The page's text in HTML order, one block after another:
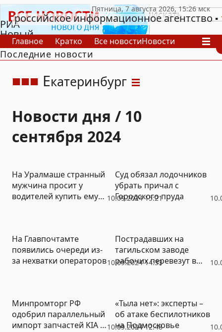
РИА
Новый
День
российское информационное агентство
Главное Кратко Все новостиНовости
В России
В мире
Последние новости
Екатеринбург
Новости дня / 10
сентября 2024
10.09.2024 15:21
На Уралмаше странный
мужчина просит у
водителей купить ему
Суд обязал лодочников
убрать причал с
Городского пруда
10.09.2024 14:33
На Главпочтамте
появились очереди из-
за нехватки операторов
Пострадавших на
тагильском заводе
рабочих перевезут в
10.09.2024 12:48
Минпромторг РФ
одобрил параллельный
импорт запчастей KIA и
«Тыла нет»: эксперты –
об атаке беспилотников
на Подмосковье